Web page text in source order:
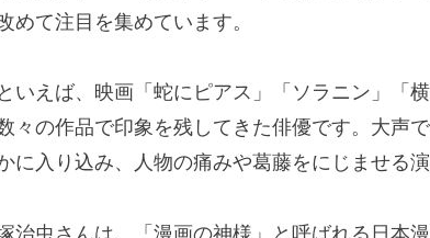
めて注目を集めています。
いえば、映画「蛇にピアス」「ソラニン」「
々の作品で印象を残してきた俳優です。大声
に入り込み、人物の痛みや葛藤をにじませる演
治虫さんは、「漫画の神様」と呼ばれる日本